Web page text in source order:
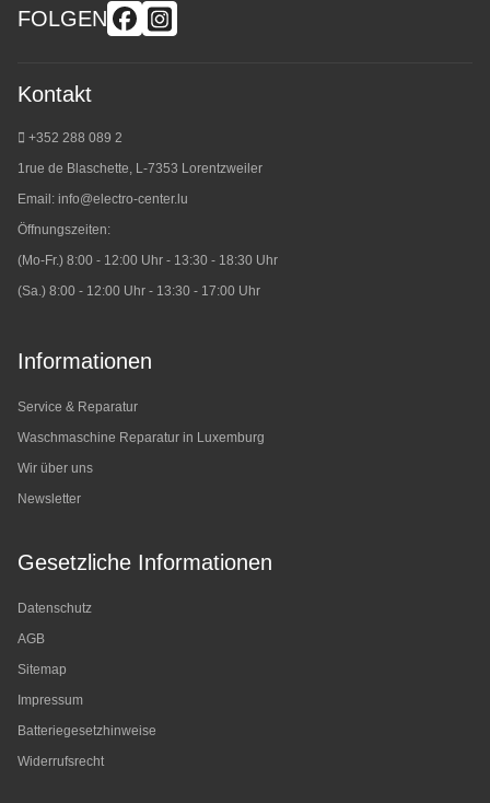
FOLGEN
Kontakt
+352 288 089 2
1rue de Blaschette, L-7353 Lorentzweiler
Email: info@electro-center.lu
Öffnungszeiten:
(Mo-Fr.) 8:00 - 12:00 Uhr - 13:30 - 18:30 Uhr
(Sa.) 8:00 - 12:00 Uhr - 13:30 - 17:00 Uhr
Informationen
Service & Reparatur
Waschmaschine Reparatur in Luxemburg
Wir über uns
Newsletter
Gesetzliche Informationen
Datenschutz
AGB
Sitemap
Impressum
Batteriegesetzhinweise
Widerrufsrecht